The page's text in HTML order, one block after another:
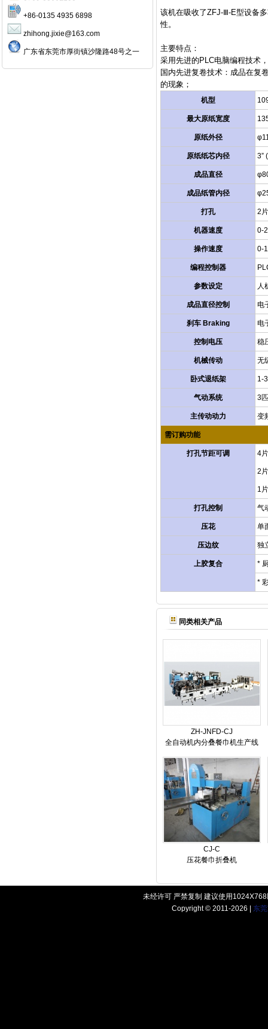
+86-0135 4935 6898
zhihong.jixie@163.com
广东省东莞市厚街镇沙隆路48号之一
该机在吸收了ZFJ-Ⅲ-E型设备
性。
主要特点：
采用先进的PLC电脑编程技术
国内先进复卷技术：成品在复
的现象；
机型
最大原纸宽度
原纸外径
原纸纸芯内径 3”
成品直径
成品纸管内径
打孔 2
机器速度 0-
操作速度 0-
编程控制器
参数设定 人
成品直径控制 电
刹车 Braking 电
控制电压 稳
机械传动 无
卧式退纸架 1-
气动系统 3
主传动动力 变
需订购功能
打孔节距可调 4
2
1
打孔控制 气
压花 单
压边纹 独
上胶复合 *
*
同类相关产品
ZH-JNFD-CJ
全自动机内分叠餐巾机生产线
CJ-C
压花餐巾折叠机
未经许可 严禁复制 建议使用
Copyright © 2011-2026 | 东